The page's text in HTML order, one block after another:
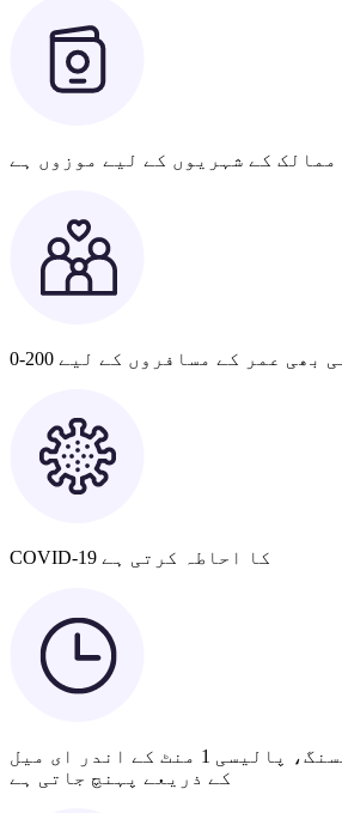
ممالک کے شہریوں کے لیے موزوں ہے
کسی بھی عمر کے مسافروں کے لیے
COVID-19 کا احاطہ کرتی ہے
تیز رفتار پروسیسنگ، پالیسی 1 منٹ کے اندر ای میل
کے ذریعے پہنچ جاتی ہے